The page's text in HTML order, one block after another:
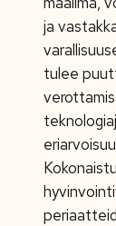
ja
tulee